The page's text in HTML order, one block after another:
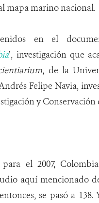
mapa marino nacional.
en el
’, investigación que
, de la
Felipe Navia,
y Conservación
el 2007,
aquí mencionado
se pasó a